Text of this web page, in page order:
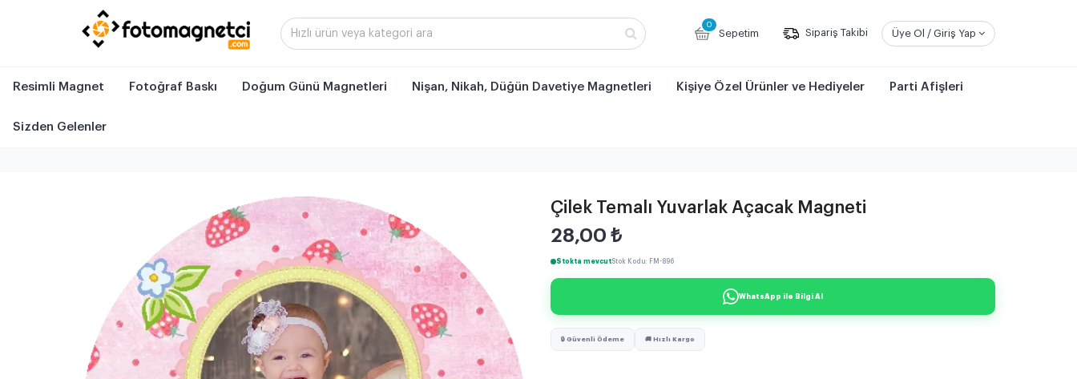
Sepetim
0
Sipariş Takibi Üye Ol / Giriş Yap
Resimli Magnet Fotoğraf Baskı Doğum Günü Magnetleri Nişan, Nikah, Düğün Davetiye Magnetleri Kişiye Özel Ürünler ve Hediyeler Parti Afişleri
Sizden Gelenler
Çilek Temalı Yuvarlak Açacak Magneti
28,00 ₺
Stokta mevcutStok Kodu: FM-896
WhatsApp ile Bilgi Al
🔒 Güvenli Ödeme 🚚 Hızlı Kargo